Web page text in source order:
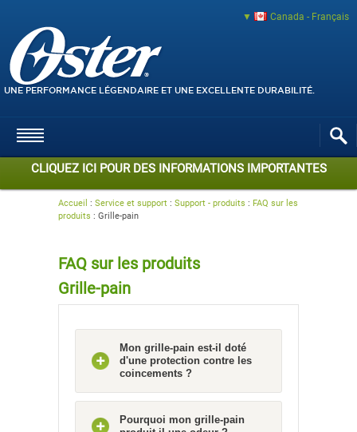
Canada - Français
UNE PERFORMANCE LÉGENDAIRE ET UNE EXCELLENTE DURABILITÉ.
CLIQUEZ ICI POUR DES INFORMATIONS IMPORTANTES
Accueil : Service et support : Support - produits : FAQ sur les
produits : Grille-pain
FAQ sur les produits
Grille-pain
Mon grille-pain est-il doté
d'une protection contre les
coincements ?
Pourquoi mon grille-pain